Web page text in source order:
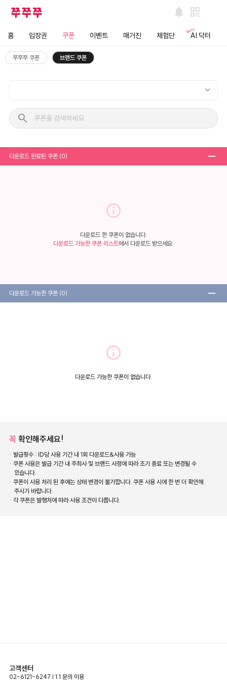
notifications qr_code
홈 입장권 쿠폰 이벤트 매거진 체험단 AI 닥터
Beta
쭈쭈쭈 쿠폰 브랜드 쿠폰
search
다운로드 완료된 쿠폰 (0) remove
info
다운로드 한 쿠폰이 없습니다.
다운로드 가능한 쿠폰 리스트에서 다운로드 받으세요.
다운로드 가능한 쿠폰 (0) remove
info
다운로드 가능한 쿠폰이 없습니다.
꼭 확인해주세요!
· 발급횟수 : ID당 사용 기간 내 1회 다운로드&사용 가능
· 쿠폰 사용은 발급 기간 내 주최사 및 브랜드 사정에 따라 조기 종료 또는 변경될 수
있습니다.
· 쿠폰이 사용 처리 된 후에는 상태 변경이 불가합니다. 쿠폰 사용 시에 한 번 더 확인해
주시기 바랍니다.
· 각 쿠폰은 발행처에 따라 사용 조건이 다릅니다.
고객센터
02-6121-6247 | 1:1 문의 이용